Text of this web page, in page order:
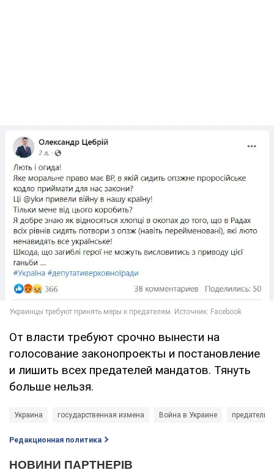
От власти требуют срочно вынести на
голосование законопроекты и постановление
и лишить всех предателей мандатов. Тянуть
больше нельзя.
Украина государственная измена Война в Украине предатель
Редакционная политика